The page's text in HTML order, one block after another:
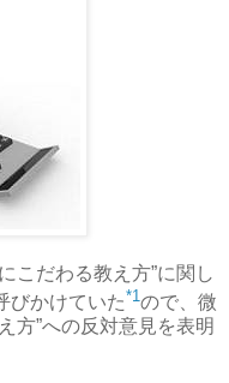
こだわる教え方”に関し
びかけていた*1 ので、微
方”への反対意見を表明